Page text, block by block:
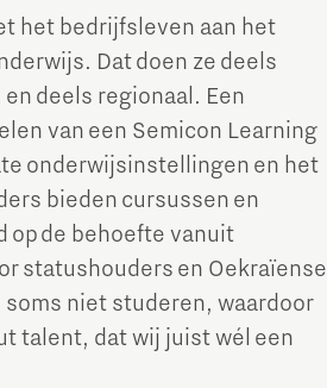
het bedrijfsleven aan het
Dat doen ze deels
deels regionaal. Een
van een Semicon Learning
onderwijsinstellingen en het
bieden cursussen en
op de behoefte vanuit
statushouders en Oekraïense
niet studeren, waardoor
talent, dat wij juist wél een